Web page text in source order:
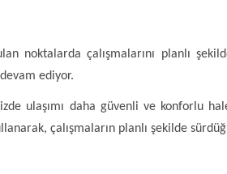
noktalarda çalışmalarını planlı
ediyor.
ulaşımı daha güvenli ve konforlu
çalışmaların planlı şekilde